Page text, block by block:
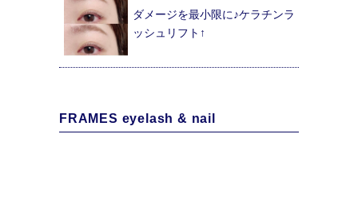
ダメージを最小限に♪ケラチンラ
ッシュリフト↑
FRAMES eyelash & nail